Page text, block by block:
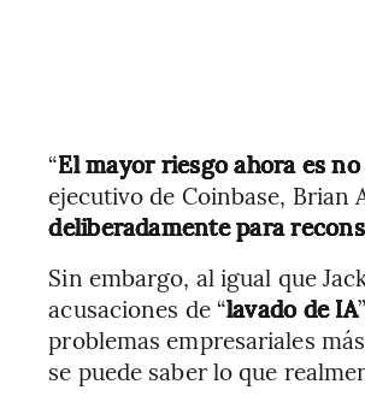
“El mayor riesgo ahora es
ejecutivo de Coinbase, Brian
deliberadamente para
Sin embargo, al igual que
acusaciones de “lavado de IA
problemas empresariales
se puede saber lo que